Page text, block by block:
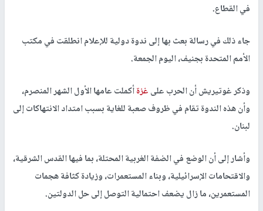
في القطاع.
جاء ذلك في رسالة بعث بها إلى ندوة دولية للإعلام انطلقت في مكتب
الأمم المتحدة بجنيف، اليوم الجمعة.
وذكر غوتيريش أن الحرب علىغزةأكملت عامها الأول الشهر المنصرم،
وأن هذه الندوة تقام في ظروف صعبة للغاية بسبب امتداد الانتهاكات إلى
لبنان.
وأشار إلى أن الوضع في الضفة الغربية المحتلة، بما فيها القدس الشرقية،
والاقتحامات الإسرائيلية، وبناء المستعمرات، وزيادة كثافة هجمات
المستعمرين، ما زال يضعف احتمالية التوصل إلى حل الدولتين.